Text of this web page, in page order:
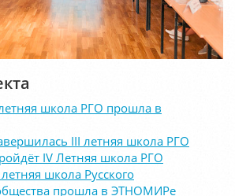
школа РГО прошла в
III летняя школа РГО
IV Летняя школа РГО
школа Русского
прошла в ЭТНОМИРе